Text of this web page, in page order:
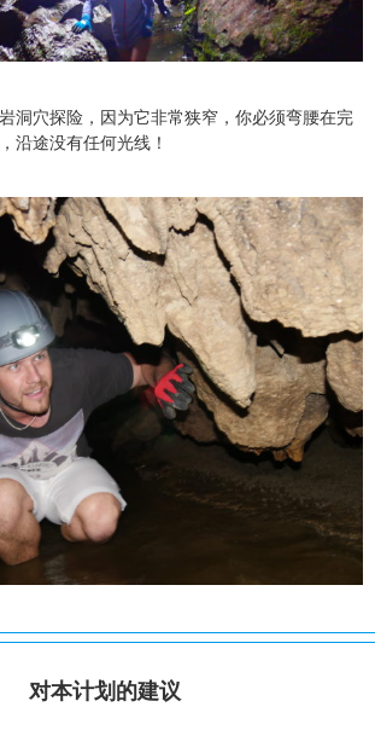
洞穴探险，因为它非常狭窄，你必须弯腰在完
沿途没有任何光线！
对本计划的建议